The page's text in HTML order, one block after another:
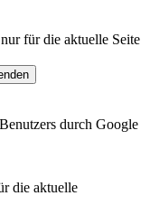
für die aktuelle Seite
durch Google
die aktuelle